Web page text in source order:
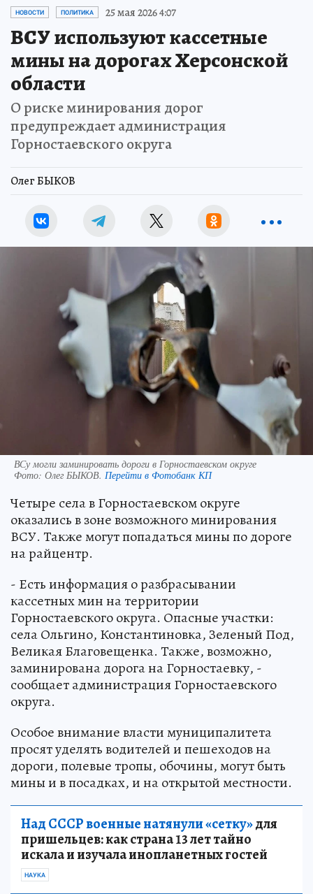
НОВОСТИ ПОЛИТИКА 25 мая 2026 4:07
ВСУ используют кассетные
мины на дорогах Херсонской
области
О риске минирования дорог
предупреждает администрация
Горностаевского округа
Олег БЫКОВ
ВСу могли заминировать дороги в Горностаевском округе
Фото: Олег БЫКОВ. Перейти в Фотобанк КП
Четыре села в Горностаевском округе
оказались в зоне возможного минирования
ВСУ. Также могут попадаться мины по дороге
на райцентр.
- Есть информация о разбрасывании
кассетных мин на территории
Горностаевского округа. Опасные участки:
села Ольгино, Константиновка, Зеленый Под,
Великая Благовещенка. Также, возможно,
заминирована дорога на Горностаевку, -
сообщает администрация Горностаевского
округа.
Особое внимание власти муниципалитета
просят уделять водителей и пешеходов на
дороги, полевые тропы, обочины, могут быть
мины и в посадках, и на открытой местности.
Над СССР военные натянули «сетку»для
пришельцев: как страна 13 лет тайно
искала и изучала инопланетных гостей
НАУКА